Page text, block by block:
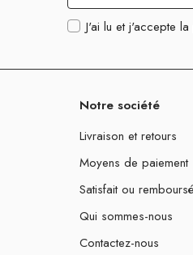
J'ai lu et j'accepte la
Notre société
Livraison et retours
Moyens de paiement
Satisfait ou
Qui sommes-nous
Contactez-nous